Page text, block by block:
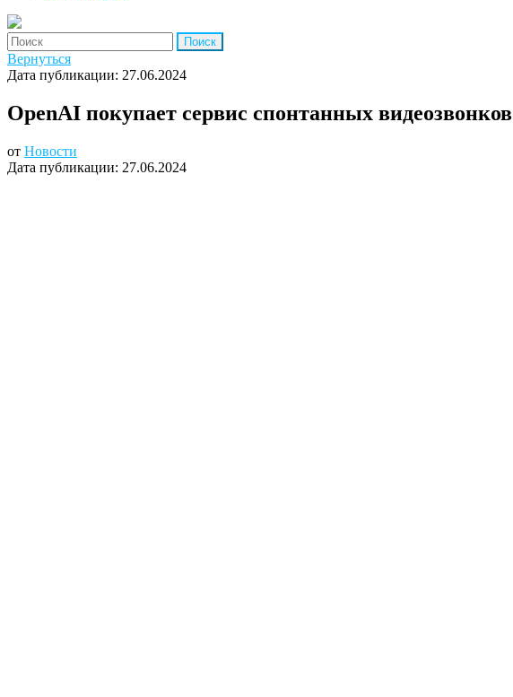
'Найти:
Вернуться
Дата публикации: 27.06.2024
OpenAI покупает сервис спонтанных видеозвонков
от Новости
Дата публикации: 27.06.2024